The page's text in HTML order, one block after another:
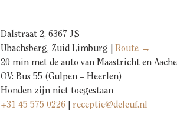
Dalstraat 2, 6367 JS
Ubachsberg, Zuid Limburg | Route →
20 min met de auto van Maastricht en
OV: Bus 55 (Gulpen – Heerlen)
Honden zijn niet toegestaan
+31 45 575 0226
receptie@deleuf.nl